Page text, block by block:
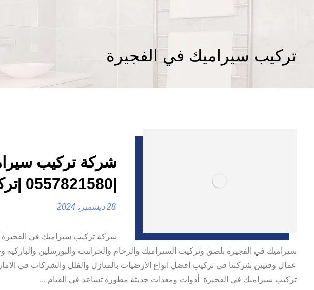
تركيب سيراميك في الفجيرة
شركة تركيب
|0557821580 |تركيب رخام
28 ديسمبر، 2024
سيراميك في الفجيرة بلصق وتركيب السيراميك والرخام والجرانيت والبورسلين
عمال وفنيين شركتنا في تركيب افضل انواع الارضيات بالمنازل والفلل والشركات في
تركيب سيراميك في الفجيرة أدوات ومعدات حديثة مطورة تساعد في القيام ...